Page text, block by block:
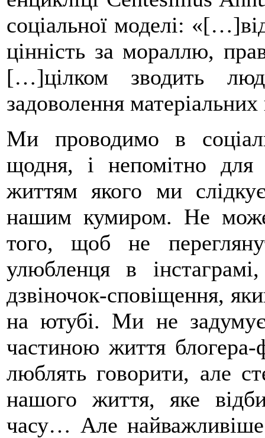
соціальної моделі:
цінність за мораллю,
[…]цілком зводить
задоволення
Ми проводимо в
щодня, і непомітно
життям якого ми
нашим кумиром. Не
того, щоб не
улюбленця в
дзвіночок-сповіщення,
на ютубі. Ми не
частиною життя
люблять говорити, але
нашого життя, яке
часу… Але